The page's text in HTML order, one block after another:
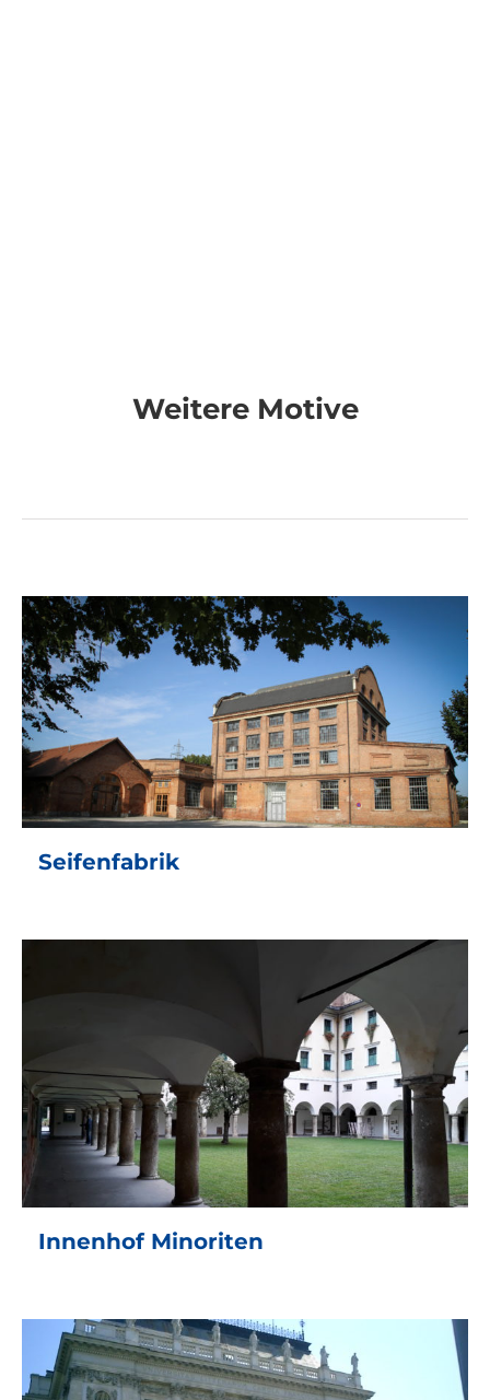
Weitere Motive
Seifenfabrik
Innenhof Minoriten